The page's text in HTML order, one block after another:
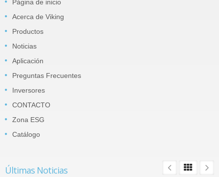
Página de inicio
Acerca de Viking
Productos
Noticias
Aplicación
Preguntas Frecuentes
Inversores
CONTACTO
Zona ESG
Catálogo
Últimas Noticias